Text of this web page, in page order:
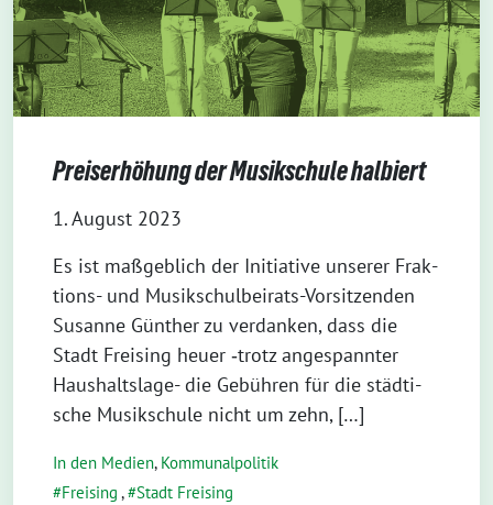
Preiserhöhung der Musikschule halbiert
1. August 2023
Es ist maß­geb­lich der Initia­ti­ve unse­rer Frak­­
ti­ons- und Musi­k­­schul­­bei­rats-Vor­­­si­t­­zen­­den
Susan­ne Gün­ther zu ver­dan­ken, dass die
Stadt Frei­sing heu­er ‑trotz ange­spann­ter
Haus­halts­la­­ge- die Gebüh­ren für die städ­ti­
sche Musik­schu­le nicht um zehn, […]
In den Medien, Kommunalpolitik
Freising , Stadt Freising